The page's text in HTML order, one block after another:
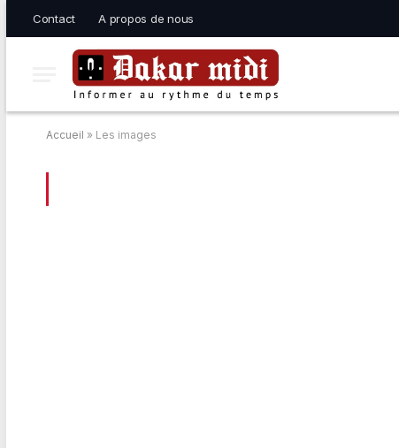
Contact A propos de nous
Accueil » Les images